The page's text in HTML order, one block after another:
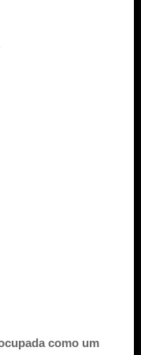
como um